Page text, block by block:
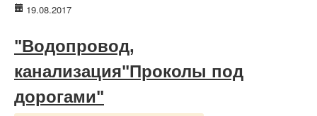
19.08.2017
"Водопровод,
канализация"Проколы под
дорогами"